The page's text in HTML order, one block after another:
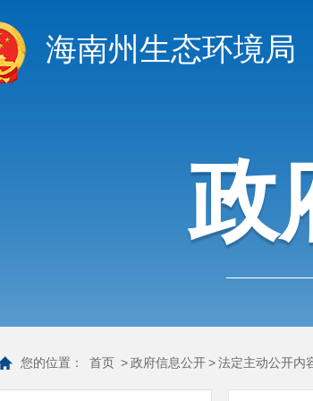
海南州生态环境局
政
您的位置： 首页 >政府信息公开>法定主动公开内